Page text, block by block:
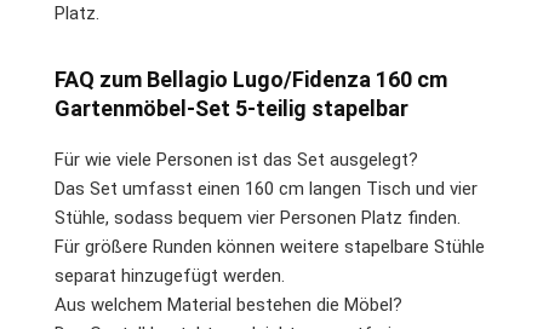
Platz.
FAQ zum Bellagio Lugo/Fidenza 160 cm
Gartenmöbel-Set 5-teilig stapelbar
Für wie viele Personen ist das Set ausgelegt?
Das Set umfasst einen 160 cm langen Tisch und vier
Stühle, sodass bequem vier Personen Platz finden.
Für größere Runden können weitere stapelbare Stühle
separat hinzugefügt werden.
Aus welchem Material bestehen die Möbel?